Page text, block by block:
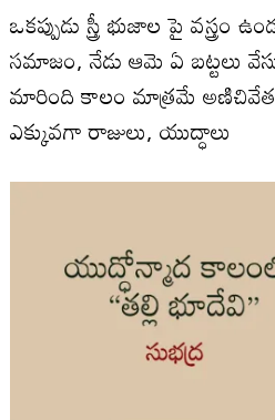
ఒకప్పుడు స్త్రీ భుజాల పై వస్త్రం
సమాజం, నేడు ఆమె ఏ బట్టలు
మారింది కాలం మాత్రమే అణిచివేత
ఎక్కువగా రాజులు, యుద్ధాలు